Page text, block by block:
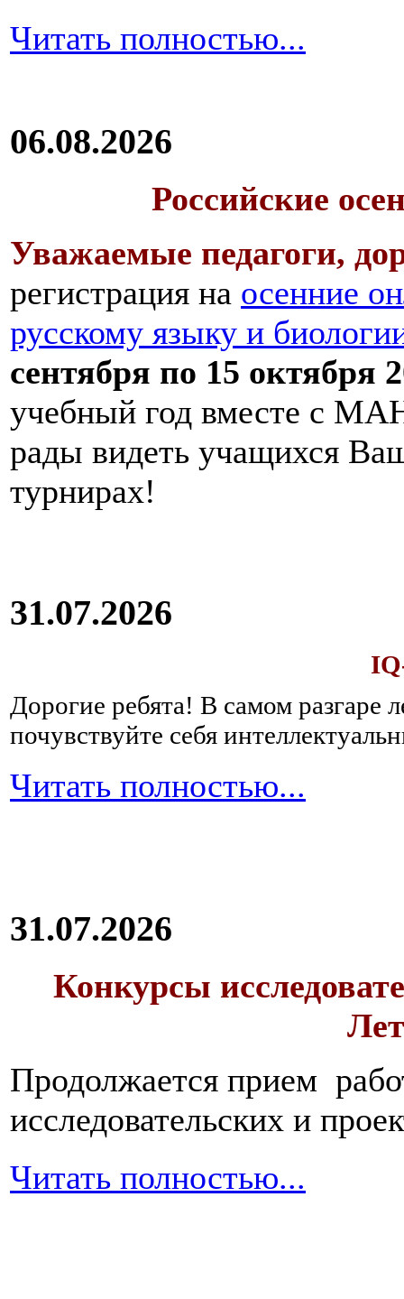
Читать полностью...
06.08.2026
Российские
Уважаемые педагоги,
регистрация на осенние
русскому языку и
сентября по 15 октября
учебный год вместе с
рады видеть учащихся
турнирах!
31.07.2026
Дорогие ребята! В самом разгаре
почувствуйте себя
Читать полностью...
31.07.2026
Конкурсы
Продолжается прием
исследовательских и
Читать полностью...